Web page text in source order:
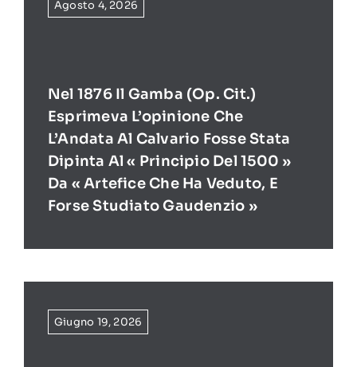
Agosto 4, 2026
Nel 1876 Il Gamba (op. Cit.)
Esprimeva L’opinione Che
L’Andata Al Calvario Fosse Stata
Dipinta Al « Principio Del 1500 »
Da « Artefice Che Ha Veduto, E
Forse Studiato Gaudenzio »
Giugno 19, 2026